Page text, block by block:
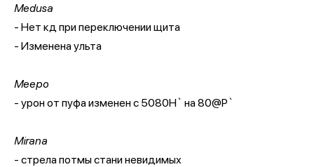
Medusa
- Нет кд при переключении щита
- Изменена ульта
Meepo
- урон от пуфа изменен с 5080H` на 80@P`
Mirana
- стрела потмы стани невидимых